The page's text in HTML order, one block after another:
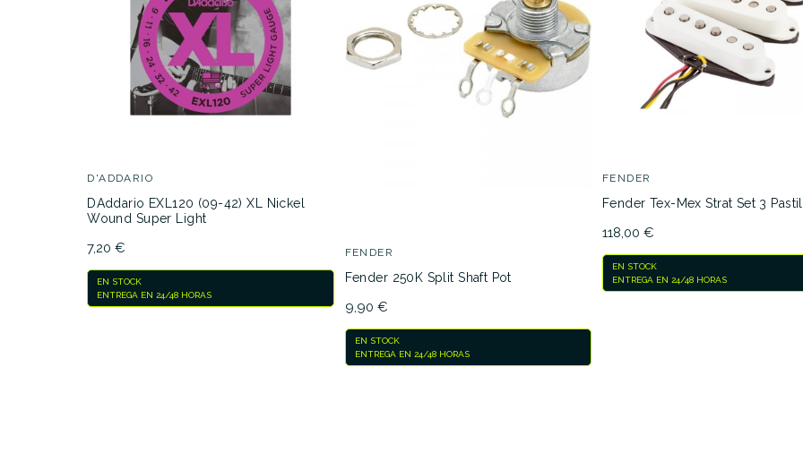
No hay características para
D'ADDARIO
DAddario EXL120 (09-42) XL Nickel
Wound Super Light
7,20 €
EN STOCK
ENTREGA EN 24/48 HORAS
FENDER
Fender 250K Split Shaft Pot
9,90 €
EN STOCK
ENTREGA EN 24/48 HORAS
FENDER
Fender Tex-Mex Strat Set 3
118,00 €
EN STOCK
ENTREGA EN 24/48 HORAS